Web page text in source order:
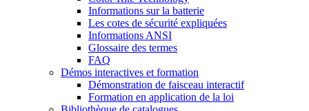
Informations sur la batterie
Les cotes de sécurité expliquées
Informations ANSI
Glossaire des termes
FAQ
Démos interactives et formation
Démonstration de faisceau interactif
Formation en application de la loi